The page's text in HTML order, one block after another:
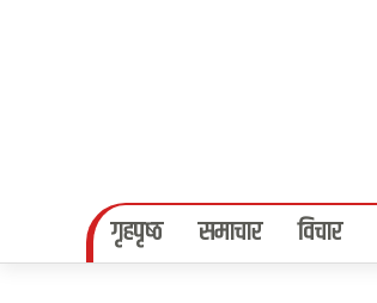
गृहपृष्‍ठ समाचार विचार